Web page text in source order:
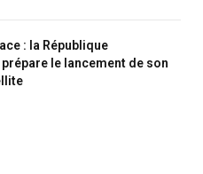
: la République
le lancement de son